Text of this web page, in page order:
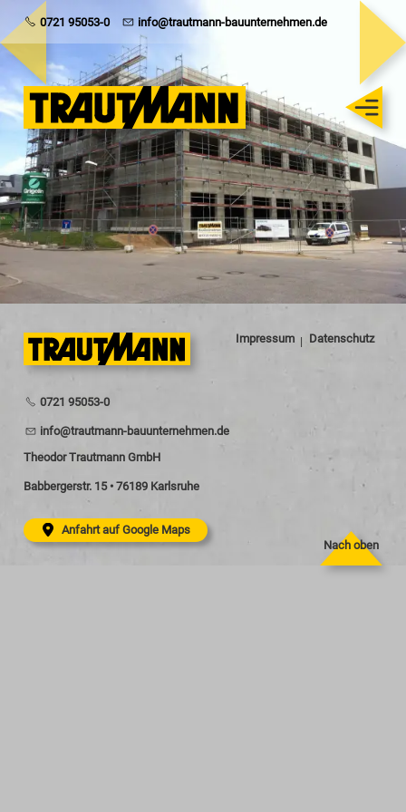
0721 95053-0 info@trautmann-bauunternehmen.de
Trautmann
Rohbau
Schlüsselfertig
Sanierung
Karriere
0721 95053-0
nf tr tm nn-b nt rn hm n d
Theodor Trautmann GmbH
Babbergerstr. 15 • 76189 Karlsruhe
Anfahrt auf Google Maps
Impressum Datenschutz
Nach oben